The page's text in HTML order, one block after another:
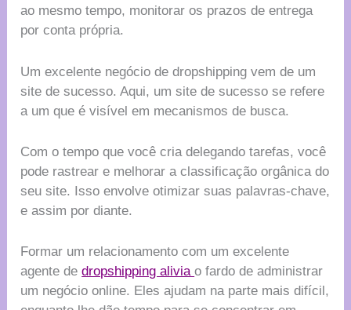
ao mesmo tempo, monitorar os prazos de entrega
por conta própria.
Um excelente negócio de dropshipping vem de um
site de sucesso. Aqui, um site de sucesso se refere
a um que é visível em mecanismos de busca.
Com o tempo que você cria delegando tarefas, você
pode rastrear e melhorar a classificação orgânica do
seu site. Isso envolve otimizar suas palavras-chave,
e assim por diante.
Formar um relacionamento com um excelente
agente dedropshipping aliviao fardo de administrar
um negócio online. Eles ajudam na parte mais difícil,